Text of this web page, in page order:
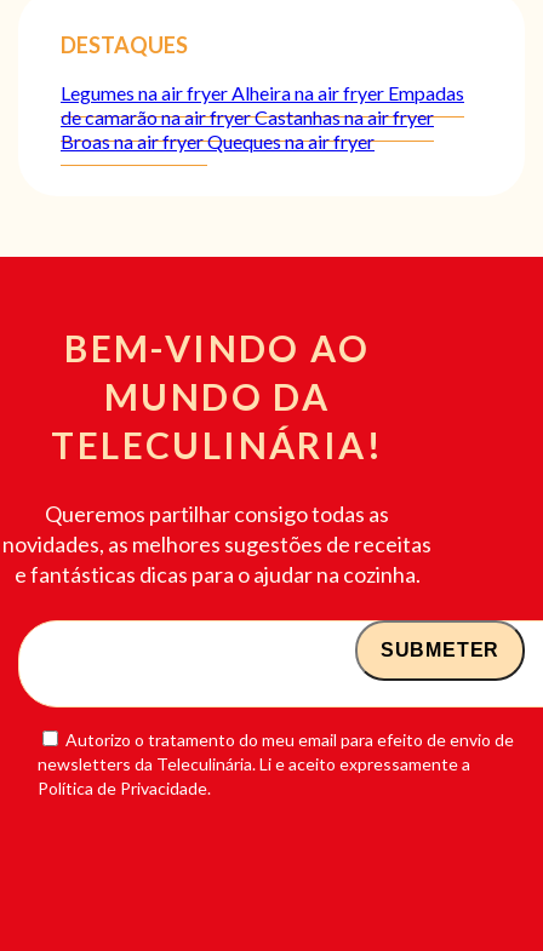
DESTAQUES
Legumes na air fryer Alheira na air fryer Empadas
de camarão na air fryerCastanhas na air fryer
Broas na air fryerQueques na air fryer
BEM-VINDO AO
MUNDO DA
TELECULINÁRIA!
Queremos partilhar consigo todas as
novidades, as melhores sugestões de receitas
e fantásticas dicas para o ajudar na cozinha.
Autorizo o tratamento do meu email para efeito de envio de
newsletters da Teleculinária. Li e aceito expressamente a
Política de Privacidade.